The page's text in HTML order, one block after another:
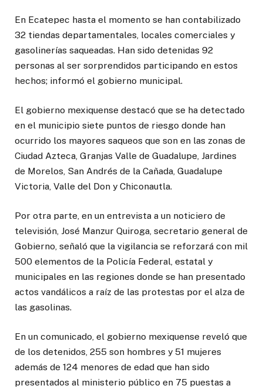
En Ecatepec hasta el momento se han contabilizado
32 tiendas departamentales, locales comerciales y
gasolinerías saqueadas. Han sido detenidas 92
personas al ser sorprendidos participando en estos
hechos; informó el gobierno municipal.
El gobierno mexiquense destacó que se ha detectado
en el municipio siete puntos de riesgo donde han
ocurrido los mayores saqueos que son en las zonas de
Ciudad Azteca, Granjas Valle de Guadalupe, Jardines
de Morelos, San Andrés de la Cañada, Guadalupe
Victoria, Valle del Don y Chiconautla.
Por otra parte, en un entrevista a un noticiero de
televisión, José Manzur Quiroga, secretario general de
Gobierno, señaló que la vigilancia se reforzará con mil
500 elementos de la Policía Federal, estatal y
municipales en las regiones donde se han presentado
actos vandálicos a raíz de las protestas por el alza de
las gasolinas.
En un comunicado, el gobierno mexiquense reveló que
de los detenidos, 255 son hombres y 51 mujeres
además de 124 menores de edad que han sido
presentados al ministerio público en 75 puestas a